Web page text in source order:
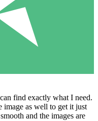
find exactly what I need.
image as well to get it just
and the images are